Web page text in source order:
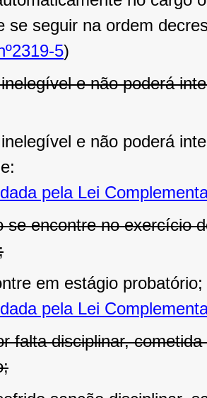
se seguir na ordem
5)
e não poderá
e não poderá
pela Lei
se encontre no exercício
em estágio probatório;
pela Lei
falta disciplinar,